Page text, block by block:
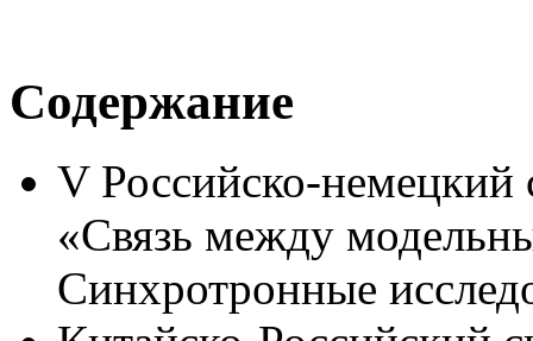
Содержание
V Российско-немецкий
«Связь между
Синхротронные